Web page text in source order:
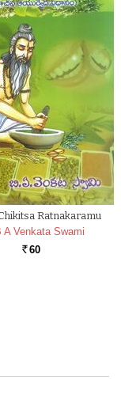
Ratnakaramu
A Venkata Swami
Rs. 60